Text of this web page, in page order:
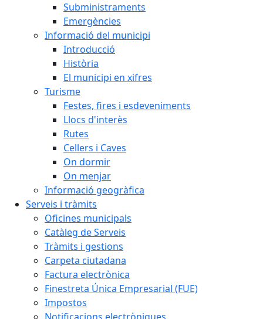
Subministraments
Emergències
Informació del municipi
Introducció
Història
El municipi en xifres
Turisme
Festes, fires i esdeveniments
Llocs d'interès
Rutes
Cellers i Caves
On dormir
On menjar
Informació geogràfica
Serveis i tràmits
Oficines municipals
Catàleg de Serveis
Tràmits i gestions
Carpeta ciutadana
Factura electrònica
Finestreta Única Empresarial (FUE)
Impostos